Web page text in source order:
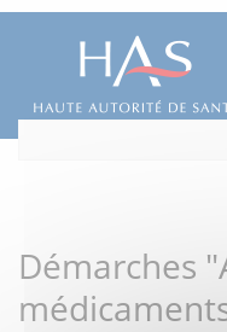
Démarches